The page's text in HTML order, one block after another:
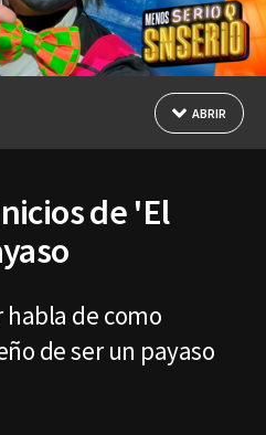
ABRIR
de 'El
de como
de ser un payaso